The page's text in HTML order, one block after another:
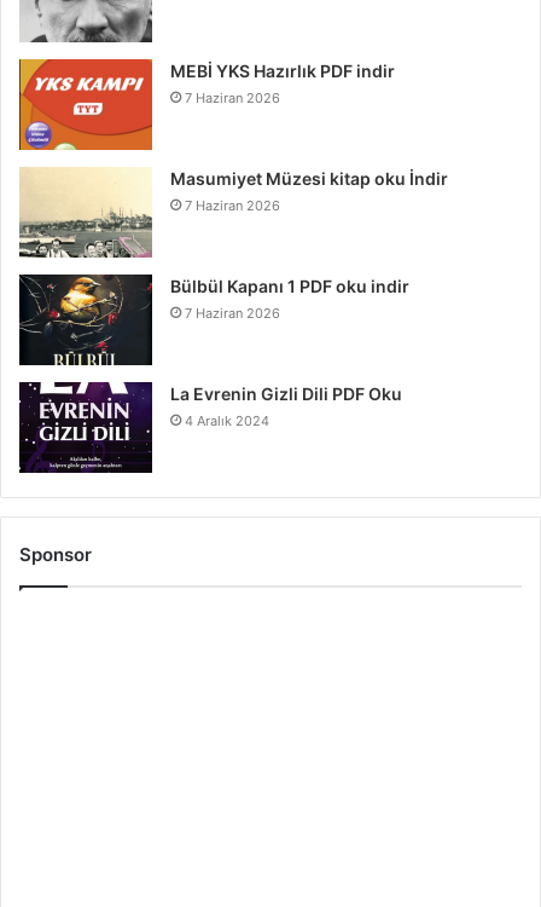
MEBİ YKS Hazırlık PDF indir
7 Haziran 2026
Masumiyet Müzesi kitap oku İndir
7 Haziran 2026
Bülbül Kapanı 1 PDF oku indir
7 Haziran 2026
La Evrenin Gizli Dili PDF Oku
4 Aralık 2024
Sponsor